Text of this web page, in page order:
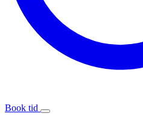
Book tid